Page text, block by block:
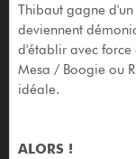
Thibaut gagne
deviennent
d'établir avec force
Mesa / Boogie ou
idéale.
ALORS !